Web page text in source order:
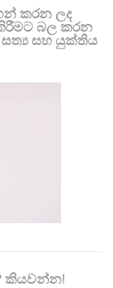
කරන ලද
බල කරන
සහ යුක්තිය
කියවන්න!